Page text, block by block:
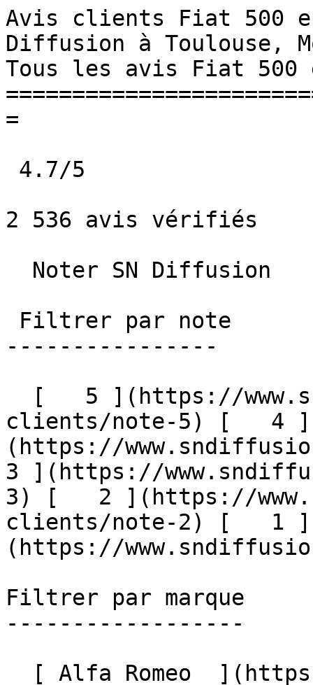
Avis clients Fiat 500 e
Diffusion à Toulouse,
Tous les avis Fiat
=
2 536 avis vérifiés
----------------
clients/note-5) [   4 ]
(https://
3 ](https://
3) [   2 ](https://
clients/note-2) [   1 ]
(https://
Filtrer par marque
------------------